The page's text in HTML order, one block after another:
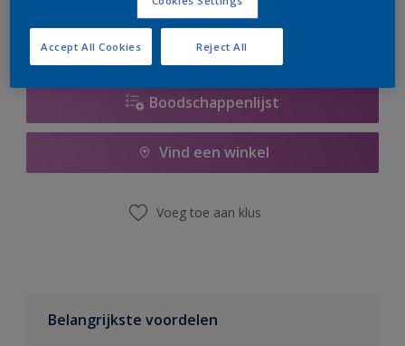
Boodschappenlijst
Vind een winkel
Voeg toe aan klus
Belangrijkste voordelen
Reject All
Accept All Cookies